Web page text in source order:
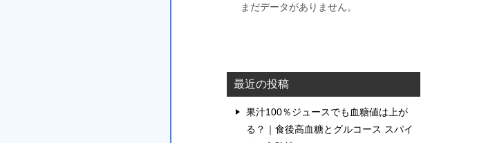
まだデータがありません。
最近の投稿
果汁100％ジュースでも血糖値は上が
る？｜食後高血糖とグルコース スパイ